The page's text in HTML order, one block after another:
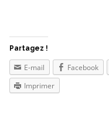
Partagez !
E-mail Facebook
Imprimer